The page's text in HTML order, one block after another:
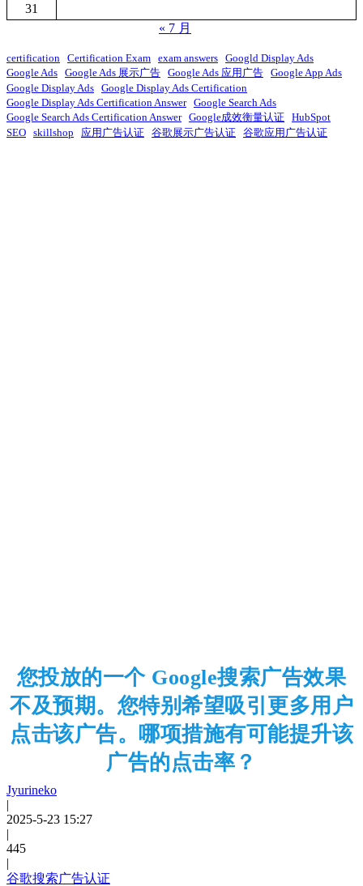
31
« 7 月
certification Certification Exam exam answers Googld Display Ads
Google Ads Google Ads 展示广告 Google Ads 应用广告 Google App Ads
Google Display Ads Google Display Ads Certification
Google Display Ads Certification Answer Google Search Ads
Google Search Ads Certification Answer Google成效衡量认证 HubSpot
SEO skillshop 应用广告认证 谷歌展示广告认证 谷歌应用广告认证
您投放的一个 Google搜索广告效果
不及预期。您特别希望吸引更多用户
点击该广告。哪项措施有可能提升该
广告的点击率？
Jyurineko
|
2025-5-23 15:27
|
445
|
谷歌搜索广告认证